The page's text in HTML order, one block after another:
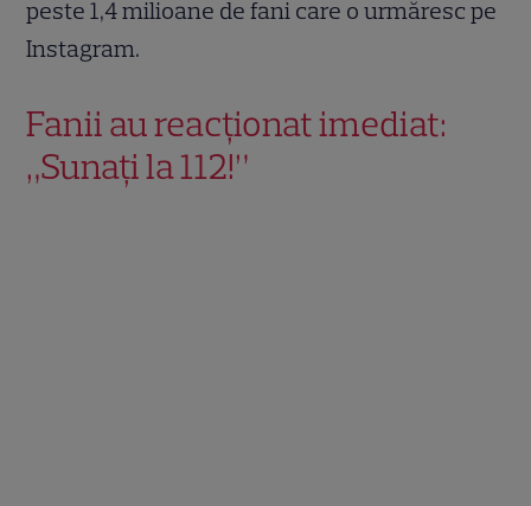
peste 1,4 milioane de fani care o urmăresc pe
Instagram.
Fanii au reacționat imediat:
„Sunați la 112!”